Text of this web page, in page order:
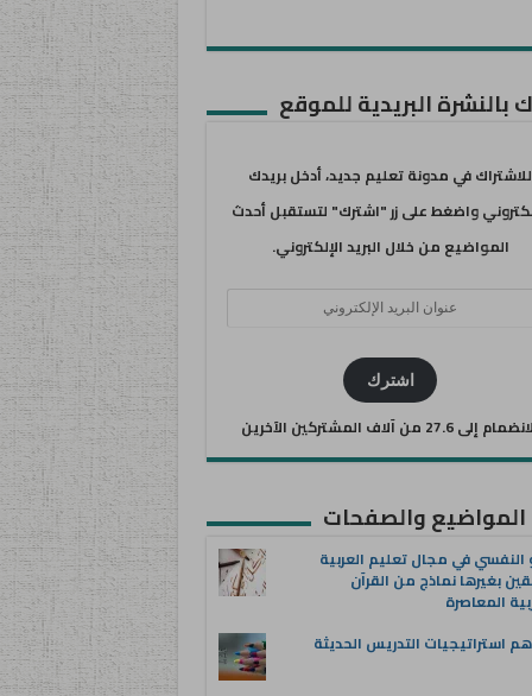
بالنشرة البريدية للموقع
للاشتراك في مدونة تعليم جديد، أدخل بريدك
واضغط على زر "اشترك" لتستقبل أحدث
المواضيع من خلال البريد الإلكتروني.
اشترك
إلى 27.6 من آلاف المشتركين الآخرين
المواضيع والصفحات
النفسي في مجال تعليم العربية
بغيرها نماذج من القرآن
المعاصرة
استراتيجيات التدريس الحديثة